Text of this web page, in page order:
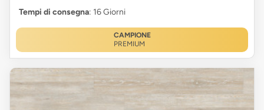
Tempi di consegna: 16 Giorni
CAMPIONE
PREMIUM